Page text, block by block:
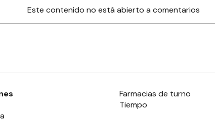
Este contenido no está abierto a comentarios
Farmacias de turno
Tiempo